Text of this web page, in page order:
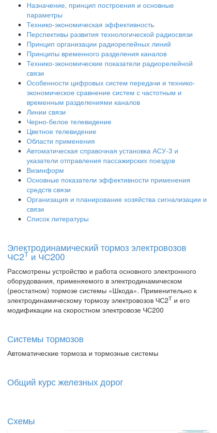
Назначение, принцип построения и основные
параметры
Технико-экономическая эффективность
Перспективы развития технологической радиосвязи
Принцип организации радиорелейных линий
Принципы временного разделения каналов
Технико-экономические показатели радиорелейной
связи
Особенности цифровых систем передачи и технико-
экономическое сравнение систем с частотным и
временным разделениями каналов
Линии связи
Черно-белое телевидение
Цветное телевидение
Области применения
Автоматическая справочная установка АСУ-3 и
указатели отправления пассажирских поездов
Визинформ
Основные показатели эффективности применения
средств связи
Организация и планирование хозяйства сигнализации и
связи
Список литературы
Электродинамический тормоз электровозов
ЧС2Т и ЧС200
Рассмотрены устройство и работа основного электронного
оборудования, применяемого в электродинамическом
(реостатном) тормозе системы «Шкода». Применительно к
электродинамическому тормозу электровозов ЧС2Т и его
модификации на скоростном электровозе ЧС200
Системы тормозов
Автоматические тормоза и тормозные системы
Общий курс железных дорог
Схемы